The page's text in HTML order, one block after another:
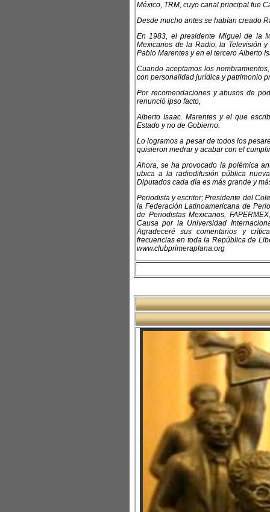
México, TRM, cuyo canal principal fue
Desde mucho antes se habían creado
En 1983, el presidente Miguel de la
Mexicanos de la Radio, la Televisión
Pablo Marentes y en el tercero Alberto
Cuando aceptamos los
con personalidad jurídica y patrimonio
Por recomendaciones y abusos de
renunció ipso facto,
Alberto Isaac. Marentes y el que
Estado y no de Gobierno.
Lo logramos a pesar de todos los
quisieron medrar y acabar con el
Ahora, se ha provocado la polémica
ubica a la radiodifusión pública
Diputados cada día es más grande y
Periodista y escritor; Presidente del
la Federación Latinoamericana de
de Periodistas Mexicanos,
Causa por la Universidad
Agradeceré sus comentarios y
frecuencias en toda la República de
www.clubprimeraplana.org